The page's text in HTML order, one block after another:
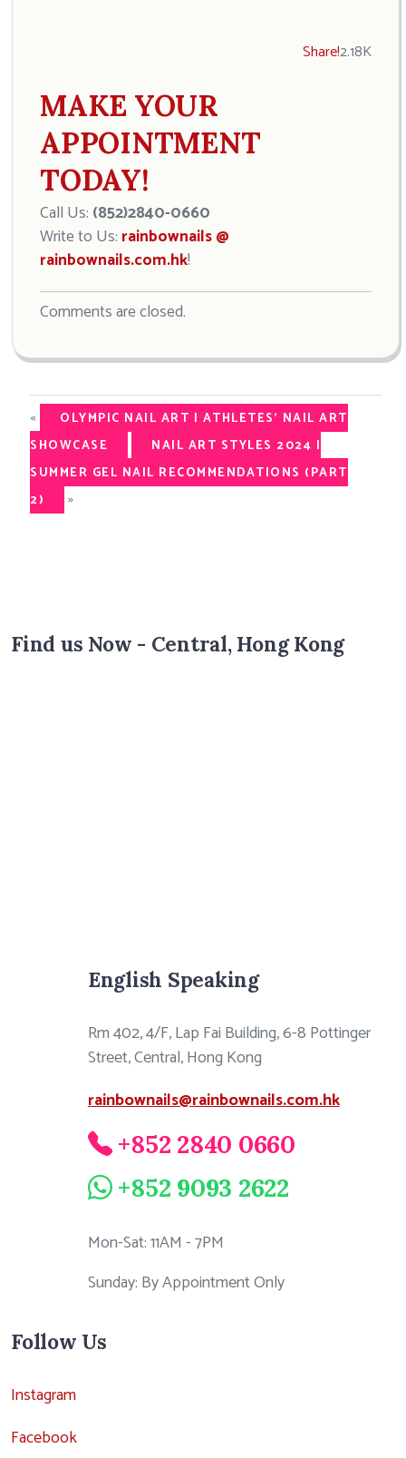
Share!2.18K
MAKE YOUR
APPOINTMENT
TODAY!
Call Us: (852)2840-0660
Write to Us: rainbownails @
rainbownails.com.hk!
Comments are closed.
«
OLYMPIC NAIL ART | ATHLETES’ NAIL ART
SHOWCASE
NAIL ART STYLES 2024 |
SUMMER GEL NAIL RECOMMENDATIONS (PART
2)
»
Find us Now - Central, Hong Kong
English Speaking
Rm 402, 4/F, Lap Fai Building, 6-8 Pottinger
Street, Central, Hong Kong
rainbownails@rainbownails.com.hk
+852 2840 0660
+852 9093 2622
Mon-Sat: 11AM - 7PM
Sunday: By Appointment Only
Follow Us
Instagram
Facebook